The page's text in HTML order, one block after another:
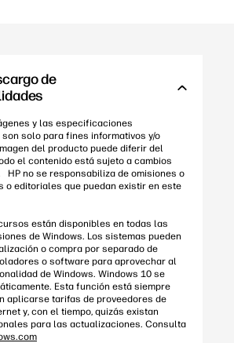
de
y las especificaciones
solo para fines informativos y/o
del producto puede diferir del
el contenido está sujeto a cambios
HP no se responsabiliza de omisiones o
o editoriales que puedan existir en este
están disponibles en todas las
de Windows. Los sistemas pueden
o compra por separado de
o software para aprovechar al
de Windows. Windows 10 se
Esta función está siempre
aplicarse tarifas de proveedores de
y, con el tiempo, quizás existan
para las actualizaciones. Consulta